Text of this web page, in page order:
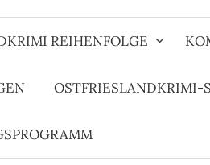
REIHENFOLGE
OSTFRIESLANDKRIMI-